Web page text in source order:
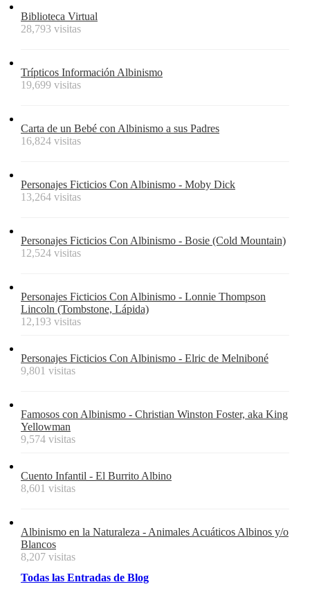
Biblioteca Virtual
28,793 visitas
Trípticos Información Albinismo
19,699 visitas
Carta de un Bebé con Albinismo a sus Padres
16,824 visitas
Personajes Ficticios Con Albinismo - Moby Dick
13,264 visitas
Personajes Ficticios Con Albinismo - Bosie (Cold Mountain)
12,524 visitas
Personajes Ficticios Con Albinismo - Lonnie Thompson
Lincoln (Tombstone, Lápida)
12,193 visitas
Personajes Ficticios Con Albinismo - Elric de Melniboné
9,801 visitas
Famosos con Albinismo - Christian Winston Foster, aka King
Yellowman
9,574 visitas
Cuento Infantil - El Burrito Albino
8,601 visitas
Albinismo en la Naturaleza - Animales Acuáticos Albinos y/o
Blancos
8,207 visitas
Todas las Entradas de Blog